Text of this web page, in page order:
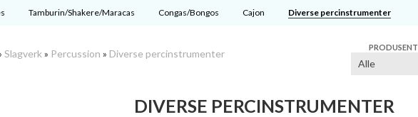
Tamburin/Shakere/Maracas Congas/Bongos Cajon Diverse percinstrumenter
Slagverk » Percussion » Diverse percinstrumenter
PRODUSENT
DIVERSE PERCINSTRUMENTER